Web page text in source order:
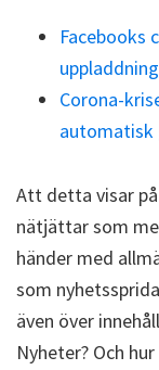
Facebooks
Corona-
automatisk
Att detta visar
nätjättar som
händer med
som
även över
Nyheter? Och